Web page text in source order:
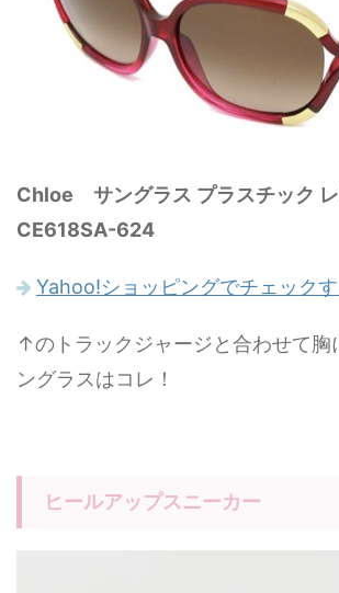
Chloe サングラス プラスチック
CE618SA-624
Yahoo!ショッピングでチェック
↑のトラックジャージと合わせて胸
ングラスはコレ！
ヒールアップスニーカー